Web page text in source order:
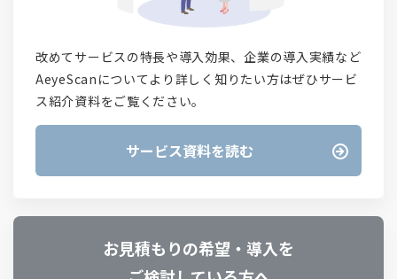
改めてサービスの特長や導入効果、企業の導入実績など
AeyeScanについてより詳しく知りたい方はぜひサービ
ス紹介資料をご覧ください。
サービス資料を読む
お見積もりの希望・導入を